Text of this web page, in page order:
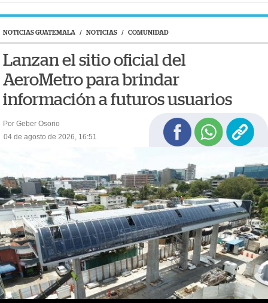
NOTICIAS GUATEMALA / NOTICIAS / COMUNIDAD
Lanzan el sitio oficial del
AeroMetro para brindar
información a futuros usuarios
Por Geber Osorio
04 de agosto de 2026, 16:51